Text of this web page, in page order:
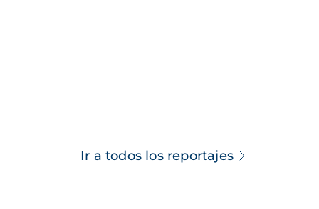
Ir a todos los reportajes